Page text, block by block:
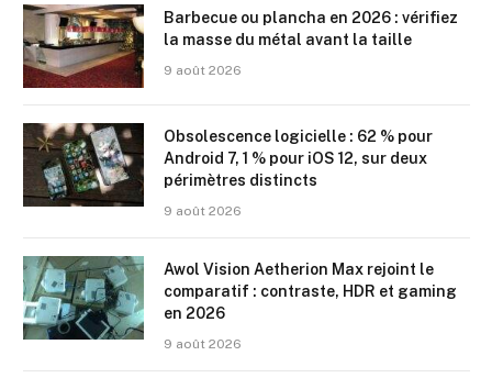
Barbecue ou plancha en 2026 : vérifiez
la masse du métal avant la taille
9 août 2026
Obsolescence logicielle : 62 % pour
Android 7, 1 % pour iOS 12, sur deux
périmètres distincts
9 août 2026
Awol Vision Aetherion Max rejoint le
comparatif : contraste, HDR et gaming
en 2026
9 août 2026